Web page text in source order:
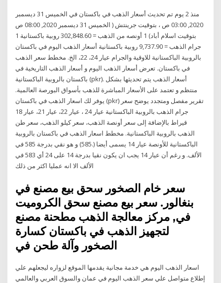
منذ 2 يوم تم تحديث أسعار الذهب في باكستان في الخميس 31 ديسمبر
2020, 03:00 ص ، بتوقيت جرينتش ( الخميس 31 ديسمبر 2020, 08:00 ص
بتوقيت اسلام أباد) 1 أونصه من الذهب = 302,848.60 روبية باكستانية 1
جرام الذهب = 9,737.90 روبية باكستانية أسعار الذهب اليوم في باكستان
بالروبية الباكستانية للاوقية والجرام عيار 24، 22، الخ. مخطط سعر الذهب
في باكستان. تعرض أسعار الذهب اليوم و أسعار الذهب التاريخية في
باكستان بالروبية الباكستانية (pkr). أسعار الذهب يتم تحديثها بشكل
منتظم و تعتمد على الأسعار المباشرة للذهب بأسواق البورصة العالمية.
يوفر لك اسعار الذهب في باكستان (pkr) تقرير مفصل ومتجدد يوضح سعر
جرام الذهب بالروبية الباكستانية عيار 24 ، عيار 22، عيار 21، عيار 18
قيراط بالإضافة إلى سعر أونصة الذهب، سعر كيلو الذهب، سعر طن
الذهب بالروبية الباكستانية. مخطط اسعار الذهب في باكستان بالروبية
الباكستانية للأونصة عيار 14 يسمى أيضا (.585) و هو نقي بدرجة 585 في
الألف. و رغم أن عيار 14 يجب ان يكون نقيا بدرجة 14 على 24 أي 583 في
الألف الا انه عمليا اكثر من ذلك
سعر خام الصخور سحق بيع مصنع في
بنغالور. سعر بيع مصنع سحق الكروميت
في, مركز معالجة الذهب مطحنة مصنع
لتجهيز الذهب في باكستان كسارة
اسعار الذهب اليوم هي خدمة مجانية يقدمها الموقع لزواره ليجعلهم علي
إطلاع متواصل علي سعر الذهب اليوم في عمان والسوق العربي والعالمي